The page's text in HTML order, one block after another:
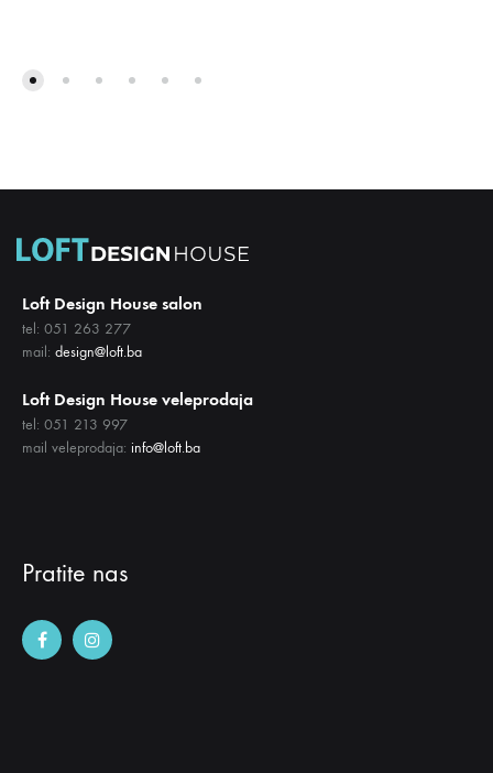
Loft Design House salon
tel: 051 263 277
mail: design@loft.ba
Loft Design House veleprodaja
tel: 051 213 997
mail veleprodaja: info@loft.ba
Pratite nas